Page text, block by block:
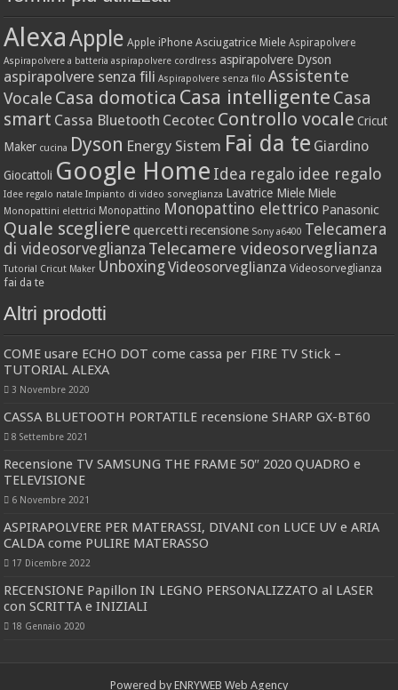
AlexaApple Apple iPhone Asciugatrice Miele Aspirapolvere
Aspirapolvere a batteria aspirapolvere cordlress aspirapolvere Dyson
aspirapolvere senza fili Aspirapolvere senza filo Assistente
Vocale Casa domotica Casa intelligente Casa
smart Cassa Bluetooth Cecotec Controllo vocale Cricut
Maker cucina Dyson Energy Sistem Fai da te Giardino
Giocattoli Google Home Idea regalo idee regalo
Idee regalo natale Impianto di video sorveglianza Lavatrice Miele Miele
Monopattini elettrici Monopattino Monopattino elettrico Panasonic
Quale scegliere quercetti recensione Sony a6400 Telecamera
di videosorveglianza Telecamere videosorveglianza
Tutorial Cricut Maker UnboxingVideosorveglianza Videosorveglianza
fai da te
Altri prodotti
COME usare ECHO DOT come cassa per FIRE TV Stick –
TUTORIAL ALEXA
3 Novembre 2020
CASSA BLUETOOTH PORTATILE recensione SHARP GX-BT60
8 Settembre 2021
Recensione TV SAMSUNG THE FRAME 50″ 2020 QUADRO e
TELEVISIONE
6 Novembre 2021
ASPIRAPOLVERE PER MATERASSI, DIVANI con LUCE UV e ARIA
CALDA come PULIRE MATERASSO
17 Dicembre 2022
RECENSIONE Papillon IN LEGNO PERSONALIZZATO al LASER
con SCRITTA e INIZIALI
18 Gennaio 2020
Powered by ENRYWEB Web Agency